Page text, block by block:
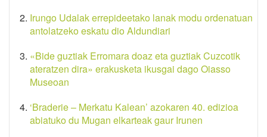
Irungo Udalak errepideetako lanak modu ordenatuan
antolatzeko eskatu dio Aldundiari
«Bide guztiak Erromara doaz eta guztiak Cuzcotik
ateratzen dira» erakusketa ikusgai dago Oiasso
Museoan
‘Braderie – Merkatu Kalean’ azokaren 40. edizioa
abiatuko du Mugan elkarteak gaur Irunen